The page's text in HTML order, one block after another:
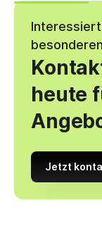
heute
Jetzt